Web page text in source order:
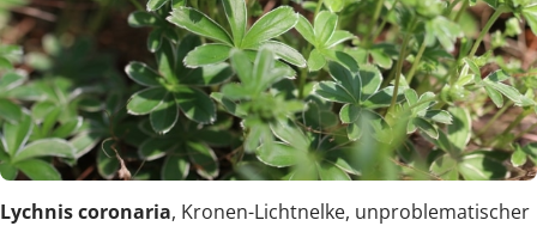
Lychnis coronaria, Kronen-Lichtnelke, unproblematischer